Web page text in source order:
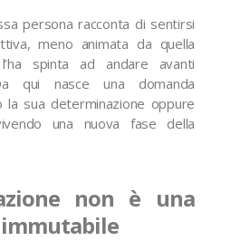
persona racconta di sentirsi
meno animata da quella
spinta ad andare avanti
qui nasce una domanda
sua determinazione oppure
una nuova fase della
non è una